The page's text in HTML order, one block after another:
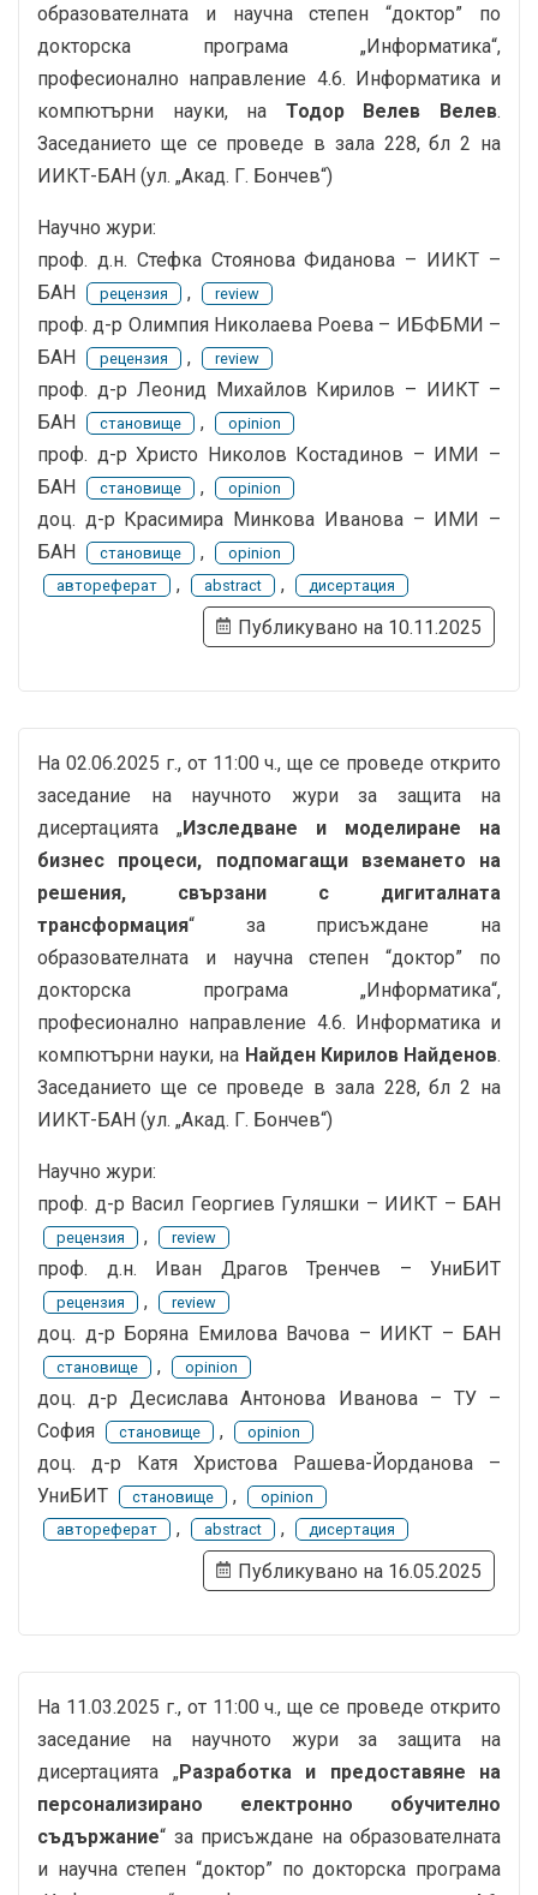
образователната и научна степен “доктор” по
докторска програма „Информатика“,
професионално направление 4.6. Информатика и
компютърни науки, на Тодор Велев Велев.
Заседанието ще се проведе в зала 228, бл 2 на
ИИКТ-БАН (ул. „Акад. Г. Бончев“)
Научно жури:
проф. д.н. Стефка Стоянова Фиданова – ИИКТ –
БАН
рецензия , review
проф. д-р Олимпия Николаева Роева – ИБФБМИ –
БАН
рецензия , review
проф. д-р Леонид Михайлов Кирилов – ИИКТ –
БАН
становище , opinion
проф. д-р Христо Николов Костадинов – ИМИ –
БАН
становище , opinion
доц. д-р Красимира Минкова Иванова – ИМИ –
БАН
становище ,
opinion
автореферат
, abstract , дисертация
Публикувано на 10.11.2025
На 02.06.2025 г., от 11:00 ч., ще се проведе открито
заседание на научното жури за защита на
дисертацията „Изследване и моделиране на
бизнес процеси, подпомагащи вземането на
решения, свързани с дигиталната
трансформация“ за присъждане на
образователната и научна степен “доктор” по
докторска програма „Информатика“,
професионално направление 4.6. Информатика и
компютърни науки, на Найден Кирилов Найденов.
Заседанието ще се проведе в зала 228, бл 2 на
ИИКТ-БАН (ул. „Акад. Г. Бончев“)
Научно жури:
проф. д-р Васил Георгиев Гуляшки – ИИКТ – БАН
рецензия , review
проф. д.н. Иван Драгов Тренчев – УниБИТ
рецензия , review
доц. д-р Боряна Емилова Вачова – ИИКТ – БАН
становище , opinion
доц. д-р Десислава Антонова Иванова – ТУ –
София
становище , opinion
доц. д-р Катя Христова Рашева-Йорданова –
УниБИТ
становище ,
opinion
автореферат
, abstract , дисертация
Публикувано на 16.05.2025
На 11.03.2025 г., от 11:00 ч., ще се проведе открито
заседание на научното жури за защита на
дисертацията „Разработка и предоставяне на
персонализирано електронно обучително
съдържание“ за присъждане на образователната
и научна степен “доктор” по докторска програма